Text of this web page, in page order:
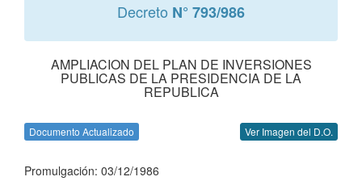
Decreto N° 793/986
AMPLIACION DEL PLAN DE INVERSIONES
PUBLICAS DE LA PRESIDENCIA DE LA
REPUBLICA
Documento Actualizado Ver Imagen del D.O.
Promulgación: 03/12/1986